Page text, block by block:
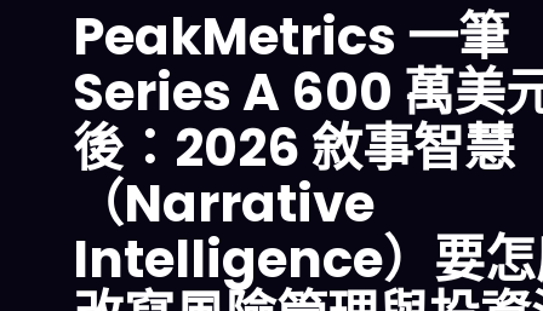
PeakMetrics 一筆
Series A 600 萬美
後：2026 敘事智慧
（Narrative
Intelligence）要